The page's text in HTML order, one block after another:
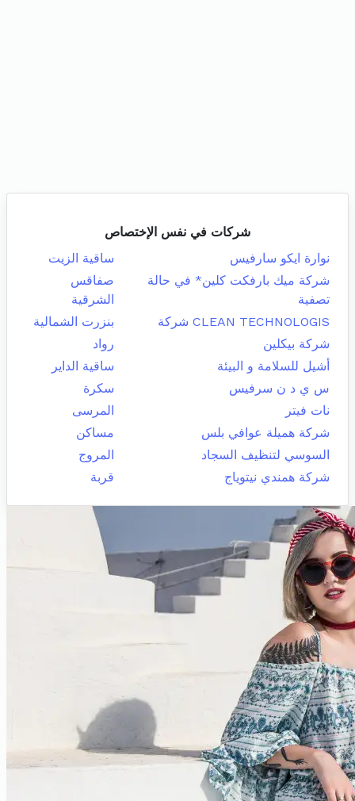
شركات في نفس الإختصاص
نوارة ايكو سارفيس
ساقية الزيت
شركة ميك بارفكت كلين* في حالة
تصفية
صفاقس
الشرقية
CLEAN TECHNOLOGIS شركة
بنزرت الشمالية
شركة بيكلين
رواد
أشيل للسلامة و البيئة
ساقية الداير
س ي د ن سرفيس
سكرة
نات فيتر
المرسى
شركة هميلة عوافي بلس
مساكن
السوسي لتنظيف السجاد
المروج
شركة همندي نيتوياج
قربة